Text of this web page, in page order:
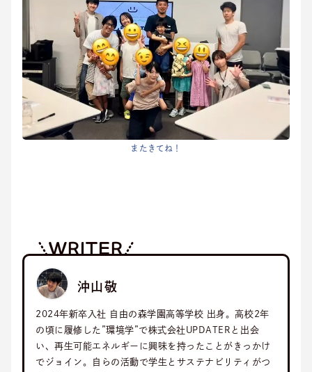
またきてね！
WRITER
沖山敬
2024年新卒入社 自由の森学園高等学校 出身。高校2年
の頃に履修した”環境学”で株式会社UPDATERと出会
い、再生可能エネルギーに興味を持ったことがきっかけ
でジョイン。自らの活動で学生とサステナビリティがつ